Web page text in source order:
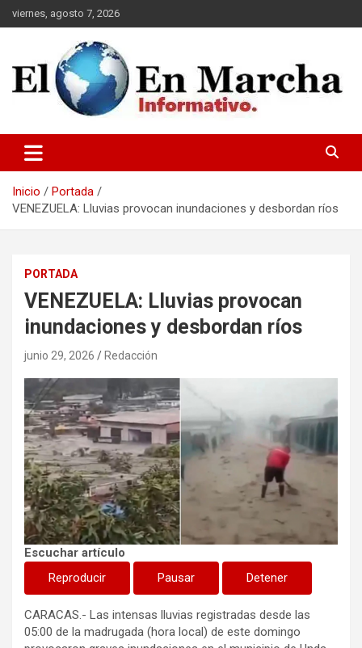
Saltar
al
viernes, agosto 7, 2026
elmundoenmarcha.net
Inicio
Portada
VENEZUELA: Lluvias provocan inundaciones y desbordan ríos
PORTADA
VENEZUELA: Lluvias provocan
inundaciones y desbordan ríos
junio 29, 2026 Redacción
Escuchar artículo
Reproducir
Pausar Detener
CARACAS.- Las intensas lluvias registradas desde las
05:00 de la madrugada (hora local) de este domingo